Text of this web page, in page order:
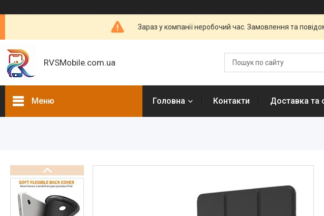
Зараз у компанії неробочий час. Замовлення та
RVSMobile.com.ua
Меню Головна Контакти Доставка та